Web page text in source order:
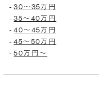
-30〜35万円
-35〜40万円
-40〜45万円
-45〜50万円
-50万円〜